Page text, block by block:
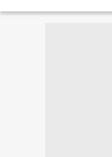
Descargar...